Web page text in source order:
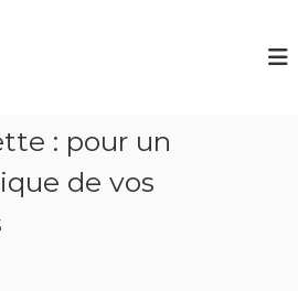
: pour un
de vos